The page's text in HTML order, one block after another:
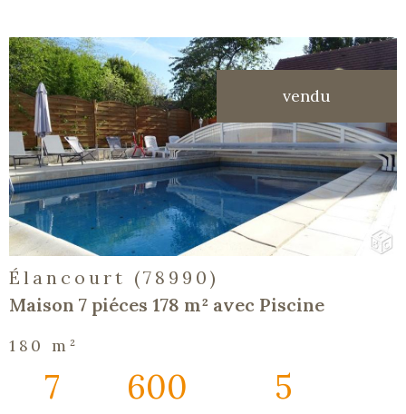
vendu
voir le
bien
Élancourt (78990)
Maison 7 piéces 178 m² avec Piscine
180 m²
7 600 5